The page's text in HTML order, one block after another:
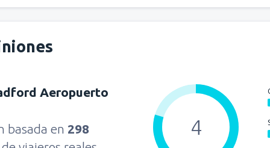
Aeropuerto
basada en 298
4